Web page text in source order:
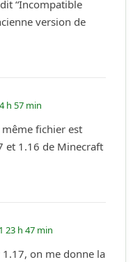
“Incompatible
version de
h 57 min
fichier est
et 1.16 de Minecraft
23 h 47 min
on me donne la